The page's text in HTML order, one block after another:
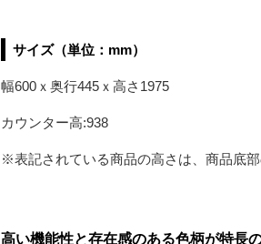
サイズ（単位：mm）
幅600ｘ奥行445ｘ高さ1975
カウンター高:938
※表記されている商品の高さは、商品底
高い機能性と存在感のある色柄が特長